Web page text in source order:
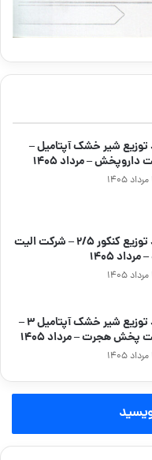
توزیع شیر خشک آپتامیل –
داروپخش – مرداد ۱۴۰۵
کلید توزیع کنکور ۲/۵ – شرکت الیت
۱۴۰۵
کلید توزیع شیر خشک آپتامیل ۳ –
پخش هجرت – مرداد ۱۴۰۵